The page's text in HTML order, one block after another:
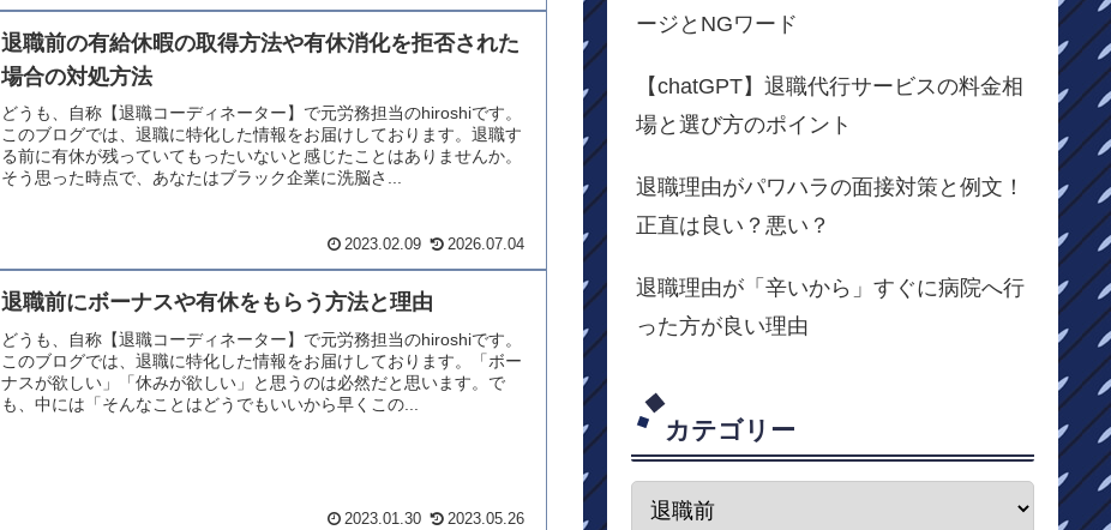
退職前の有給休暇の取得方法や有休消化を拒否された
場合の対処方法
どうも、自称【退職コーディネーター】で元労務担当のhiroshiです。
このブログでは、退職に特化した情報をお届けしております。退職す
る前に有休が残っていてもったいないと感じたことはありませんか。
そう思った時点で、あなたはブラック企業に洗脳さ...
2023.02.09 2026.07.04
退職前にボーナスや有休をもらう方法と理由
どうも、自称【退職コーディネーター】で元労務担当のhiroshiです。
このブログでは、退職に特化した情報をお届けしております。「ボー
ナスが欲しい」「休みが欲しい」と思うのは必然だと思います。で
も、中には「そんなことはどうでもいいから早くこの...
2023.01.30 2023.05.26
ージとNGワード
【chatGPT】退職代行サービスの料金相
場と選び方のポイント
退職理由がパワハラの面接対策と例文！
正直は良い？悪い？
退職理由が「辛いから」すぐに病院へ行
った方が良い理由
カテゴリー